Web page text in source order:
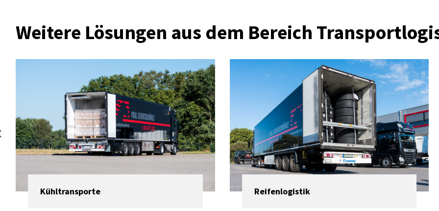
Weitere Lösungen aus dem Bereich
Kühltransporte Reifenlogistik